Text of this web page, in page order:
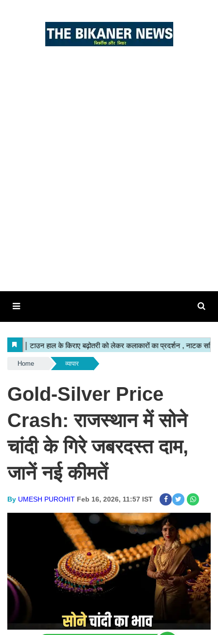
Home व्यापार
Gold-Silver Price
Crash: राजस्थान में सोने
चांदी के गिरे जबरदस्त दाम,
जानें नई कीमतें
By UMESH PUROHIT Feb 16, 2026, 11:57 IST